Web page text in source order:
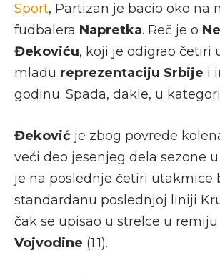
Sport, Partizan je bacio oko na
fudbalera Napretka. Reč je o
Đekoviću, koji je odigrao četiri
mladu reprezentaciju Srbije i
godinu. Spada, dakle, u
Đeković je zbog povrede
veći deo jesenjeg dela sezone u
je na poslednje četiri utakmice
standardanu poslednjoj liniji
čak se upisao u strelce u
Vojvodine (1:1).